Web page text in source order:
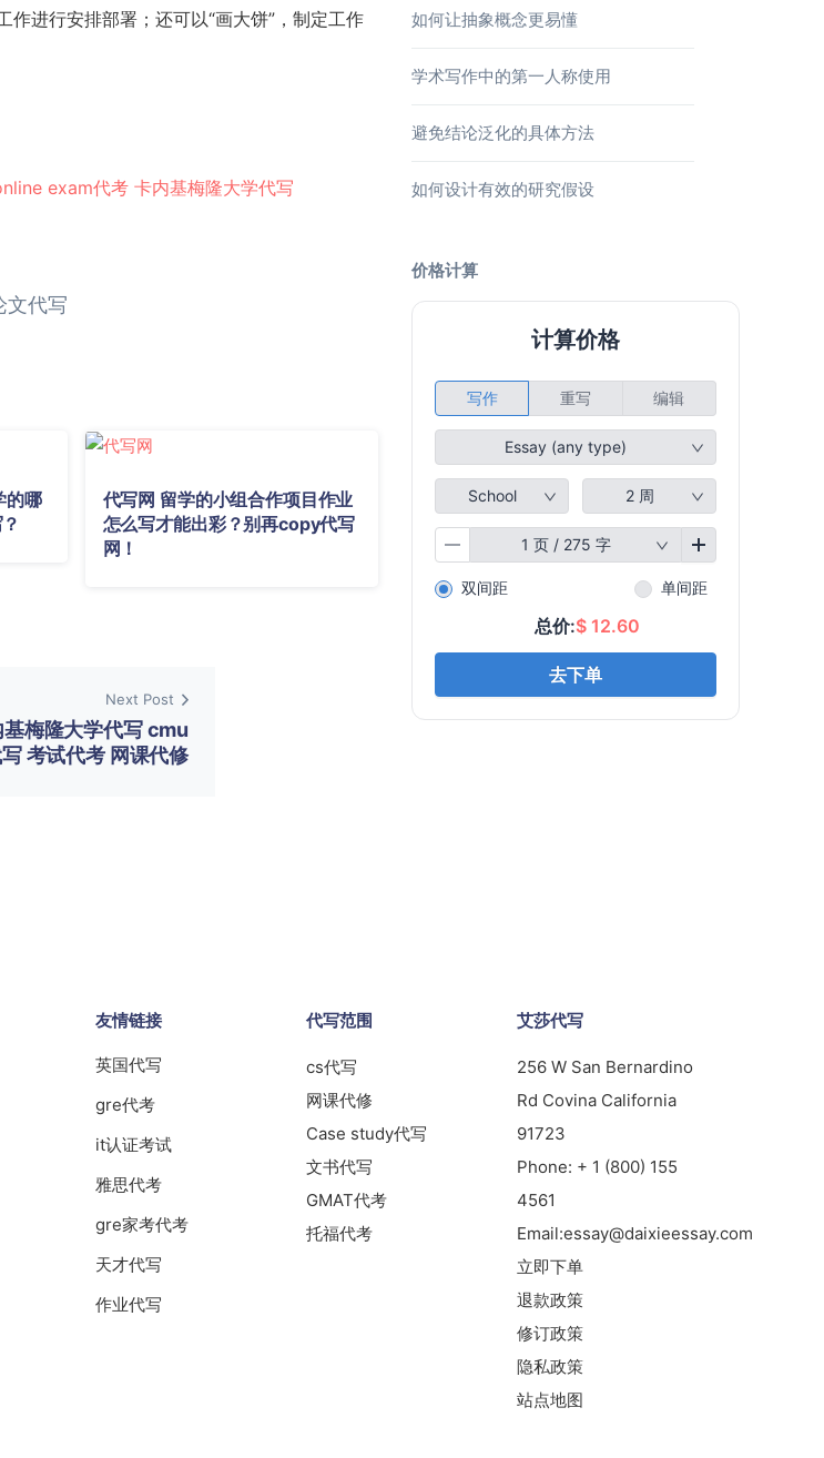
进行安排部署；还可以“画大饼”，制定工作
exam代考 卡内基梅隆大学代写
文代写
的哪
代写网 留学的小组合作项目作业
怎么写才能出彩？别再copy代写
网！
Next Post
基梅隆大学代写 cmu
考试代考 网课代修
如何让抽象概念更易懂
学术写作中的第一人称使用
避免结论泛化的具体方法
如何设计有效的研究假设
价格计算
友情链接
英国代写
gre代考
it认证考试
雅思代考
gre家考代考
天才代写
作业代写
代写范围
cs代写
网课代修
Case study代写
文书代写
GMAT代考
托福代考
艾莎代写
256 W San Bernardino
Rd Covina California
91723
Phone: + 1 (800) 155
4561
Email:essay@daixieessay.com
立即下单
退款政策
修订政策
隐私政策
站点地图